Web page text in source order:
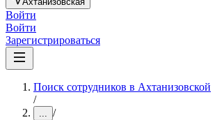
Войти
Войти
Зарегистрироваться
Поиск сотрудников в Ахтанизовской
/
... /